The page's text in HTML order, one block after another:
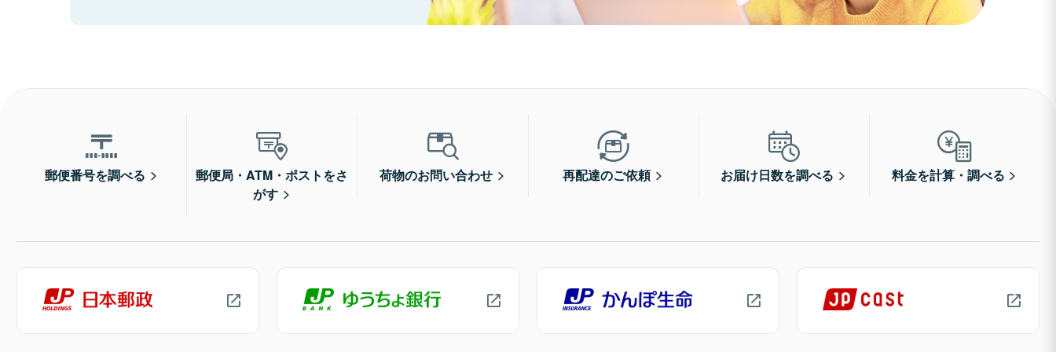
郵便番号を調べる
郵便局・ATM・ポストをさ
がす
荷物のお問い合わせ 再配達のご依頼 お届け日数を調べる 料金を計算・調べる